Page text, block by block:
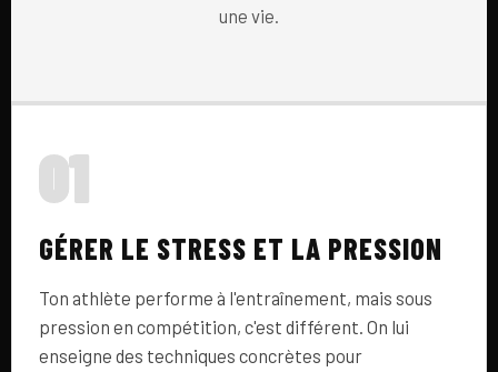
une vie.
01
GÉRER LE STRESS ET LA PRESSION
Ton athlète performe à l'entraînement, mais sous
pression en compétition, c'est différent. On lui
enseigne des techniques concrètes pour